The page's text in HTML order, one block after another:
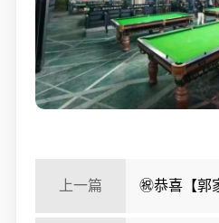
上一篇 ㊗️恭喜【郭